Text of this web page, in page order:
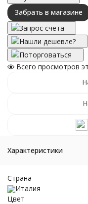
Забрать в магазине
Запрос счета
Нашли дешевле?
Поторговаться
Всего просмотров
Характеристики
Страна
Италия
Цвет